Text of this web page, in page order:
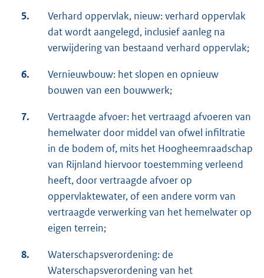
5.
Verhard oppervlak, nieuw: verhard oppervlak
dat wordt aangelegd, inclusief aanleg na
verwijdering van bestaand verhard oppervlak;
6.
Vernieuwbouw: het slopen en opnieuw
bouwen van een bouwwerk;
7.
Vertraagde afvoer: het vertraagd afvoeren van
hemelwater door middel van ofwel infiltratie
in de bodem of, mits het Hoogheemraadschap
van Rijnland hiervoor toestemming verleend
heeft, door vertraagde afvoer op
oppervlaktewater, of een andere vorm van
vertraagde verwerking van het hemelwater op
eigen terrein;
8.
Waterschapsverordening: de
Waterschapsverordening van het